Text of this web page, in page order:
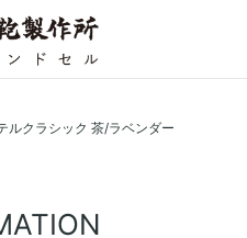
クラシック 茶/ラベンダー